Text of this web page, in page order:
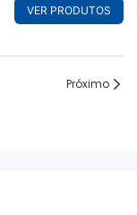
VER PRODUTOS
Próximo